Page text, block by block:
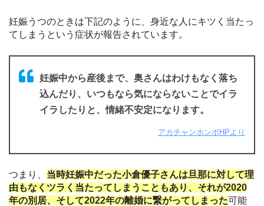
妊娠うつのときは下記のように、身近な人にキツく当たっ
てしまうという症状が報告されています。
妊娠中から産後まで、奥さんはわけもなく落ち
込んだり、いつもなら気にならないことでイラ
イラしたりと、情緒不安定になります。
アカチャンホンポHPより
つまり、 当時妊娠中だった小倉優子さんは旦那に対して理
由もなくツラく当たってしまうこともあり、それが2020
年の別居、そして2022年の離婚に繋がってしまった可能